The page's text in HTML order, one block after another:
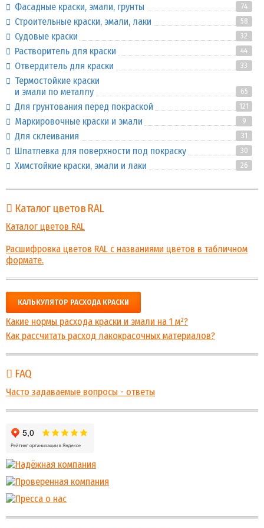
Фасадные краски, эмали, грунты 74
Строительные краски, эмали, лаки 58
Судовые краски 32
Растворитель для краски 44
Отвердитель для краски 33
Термостойкие краски
и эмали по металлу
65
Для грунтования перед покраской 121
Маркировочные краски и эмали 9
Для склеивания 31
Шпатлевка для поверхности под покраску 30
Химстойкие краски, эмали и лаки 26
Каталог цветов RAL
Каталог цветов RAL
Расшифровка цветов RAL с названиями цветов в табличном
формате.
КАЛЬКУЛЯТОР РАСХОДА КРАСКИ
Какие нормы расхода краски и эмали на 1 м²?
Как рассчитать расход лакокрасочных материалов?
FAQ
Часто задаваемые вопросы - ответы